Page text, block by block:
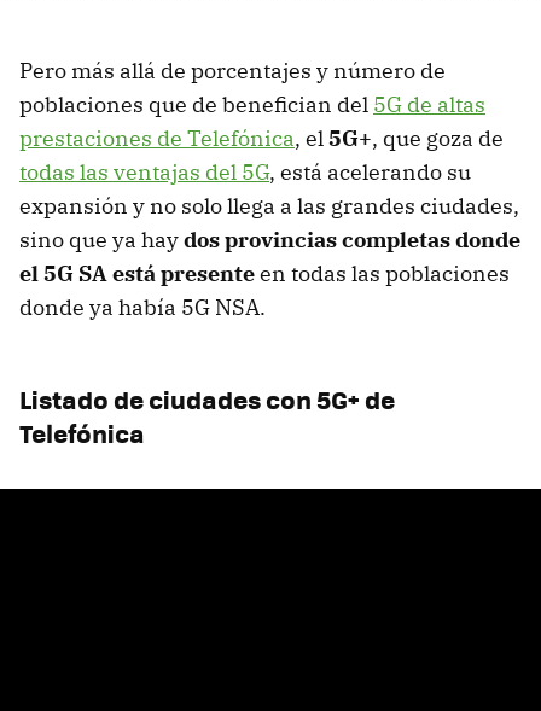
Pero más allá de porcentajes y número de
poblaciones que de benefician del 5G de altas
prestaciones de Telefónica, el5G+, que goza de
todas las ventajas del 5G, está acelerando su
expansión y no solo llega a las grandes ciudades,
sino que ya haydos provincias completas donde
el 5G SA está presenteen todas las poblaciones
donde ya había 5G NSA.
Listado de ciudades con 5G+ de
Telefónica